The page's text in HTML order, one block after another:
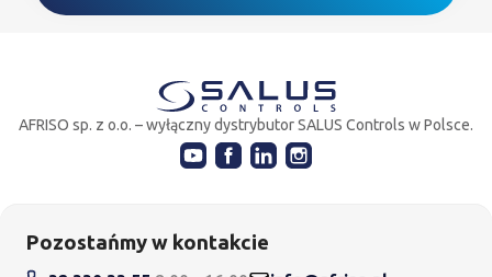
AFRISO sp. z o.o. – wyłączny dystrybutor SALUS Controls w Polsce.
Pozostańmy w kontakcie